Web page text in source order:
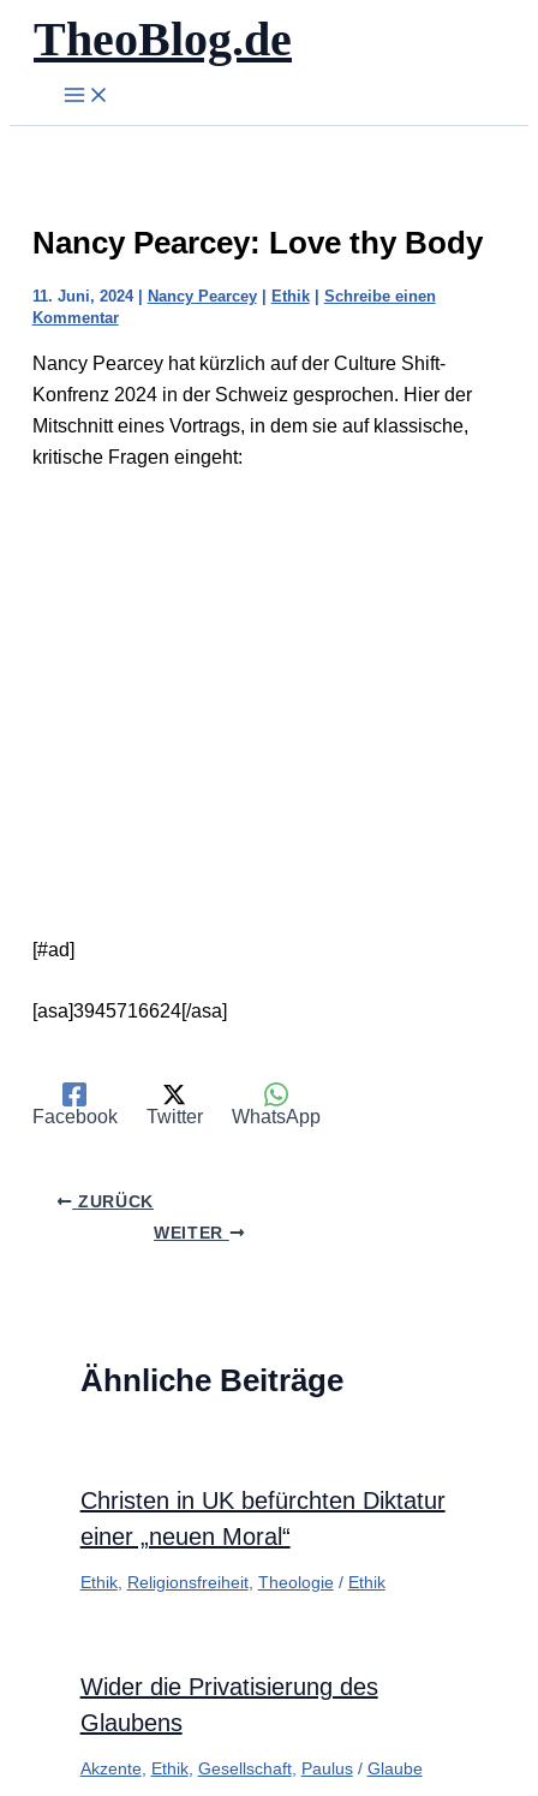
Zum
Inhalt
springen
TheoBlog.de
Nancy Pearcey: Love thy Body
11. Juni, 2024 | Nancy Pearcey| Ethik| Schreibe einen
Kommentar
Nancy Pearcey hat kürzlich auf der Culture Shift-
Konfrenz 2024 in der Schweiz gesprochen. Hier der
Mitschnitt eines Vortrags, in dem sie auf klassische,
kritische Fragen eingeht:
[#ad]
[asa]3945716624[/asa]
Facebook Twitter WhatsApp
ZURÜCK
WEITER
Ähnliche Beiträge
Christen in UK befürchten Diktatur
einer „neuen Moral“
Ethik, Religionsfreiheit, Theologie/ Ethik
Wider die Privatisierung des
Glaubens
Akzente, Ethik, Gesellschaft, Paulus/ Glaube